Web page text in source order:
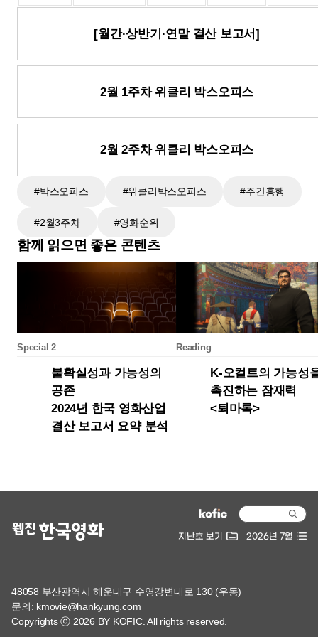
지난호 보기 2026년 7월
48058 부산광역시 해운대구 수영강변대로 130 (우동)
문의: kmovie@hankyung.com
Copyrights ⓒ 2026 BY KOFIC. All rights reserved.